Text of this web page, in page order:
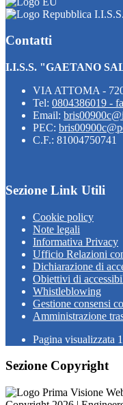
Contatti
I.I.S.S. "GAETANO
VIA ATTOMA -
Tel: 0804386019 -
Email:
PEC:
C.F.: 81004750741
Sezione Link Utili
Cookie policy
Note legali
Informativa Privacy
Ufficio Relazioni
Dichiarazione di
Obiettivi di
Whistleblowing
Gestione consensi
Amministrazione
Pagina visualizzata
Sezione Copyright